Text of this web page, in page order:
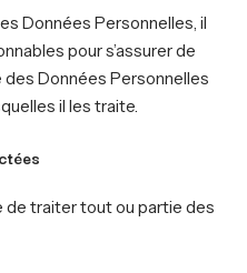
Données Personnelles, il
pour s’assurer de
Données Personnelles
il les traite.
traiter tout ou partie des